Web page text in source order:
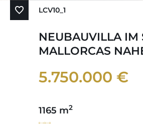
LCV10_1
NEUBAUVILLA IM
MALLORCAS
5.750.000 €
1165 m2